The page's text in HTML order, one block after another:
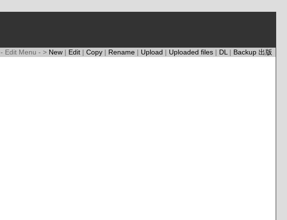
- Edit Menu - > New | Edit | Copy | Rename | Upload | Uploaded files | DL | Backup 出版